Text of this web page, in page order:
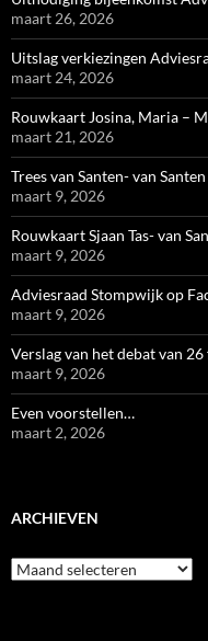
maart 26, 2026
Uitslag verkiezingen
maart 24, 2026
Rouwkaart Josina, Maria –
maart 21, 2026
Trees van Santen- van
maart 9, 2026
Rouwkaart Sjaan Tas- van
maart 9, 2026
Adviesraad Stompwijk op
maart 9, 2026
Verslag van het debat van
maart 9, 2026
Even voorstellen…
maart 2, 2026
ARCHIEVEN
Archieven